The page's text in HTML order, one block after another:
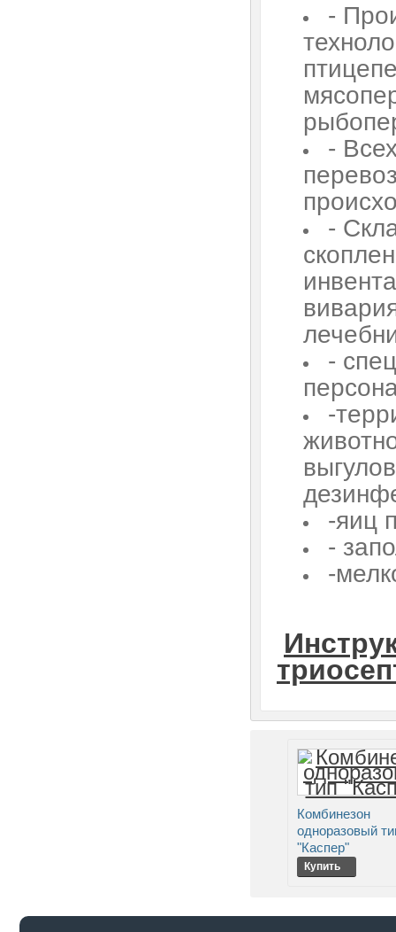
-
-
-
-
-
-яиц
-
-
Комбинезон
одноразовый
"Каспер"
Купить